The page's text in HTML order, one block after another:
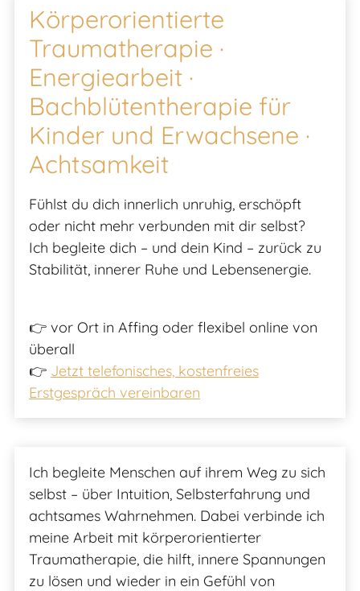
Körperorientierte
Traumatherapie ·
Energiearbeit ·
Bachblütentherapie für
Kinder und Erwachsene ·
Achtsamkeit
Fühlst du dich innerlich unruhig, erschöpft
oder nicht mehr verbunden mit dir selbst?
Ich begleite dich – und dein Kind – zurück zu
Stabilität, innerer Ruhe und Lebensenergie.
👉 vor Ort in Affing oder flexibel online von
überall
👉 Jetzt telefonisches, kostenfreies
Erstgespräch vereinbaren
Ich begleite Menschen auf ihrem Weg zu sich
selbst – über Intuition, Selbsterfahrung und
achtsames Wahrnehmen. Dabei verbinde ich
meine Arbeit mit körperorientierter
Traumatherapie, die hilft, innere Spannungen
zu lösen und wieder in ein Gefühl von